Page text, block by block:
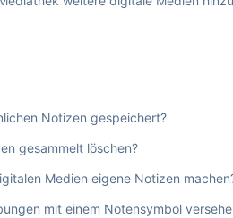
Notizen gespeichert?
gesammelt löschen?
Medien eigene Notizen
mit einem Notensymbol